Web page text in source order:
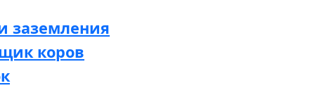
заземления
коров